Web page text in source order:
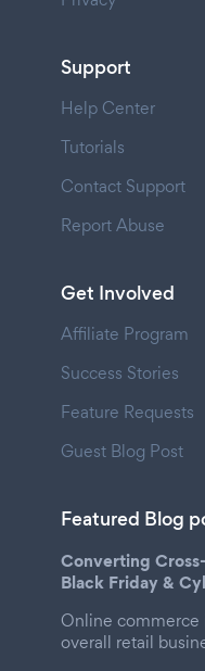
Support
Help Center
Tutorials
Contact Support
Report Abuse
Get Involved
Affiliate Program
Success Stories
Feature Requests
Guest Blog Post
Featured Blog
Converting
Black Friday &
Online commerce
overall retail